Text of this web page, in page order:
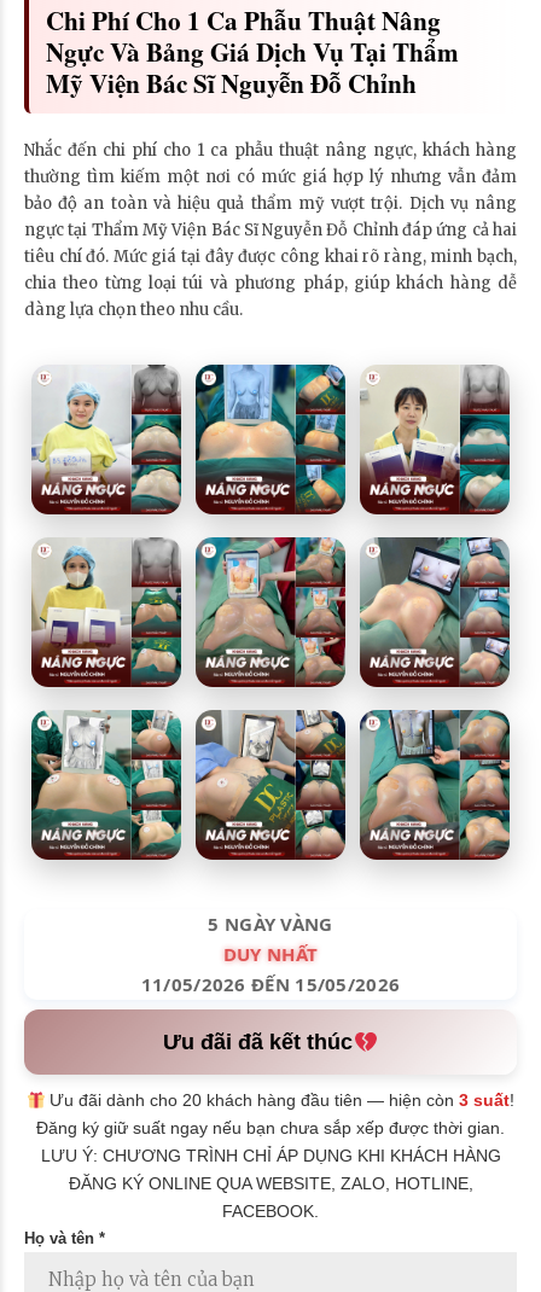
Chi Phí Cho 1 Ca Phẫu Thuật Nâng
Ngực Và Bảng Giá Dịch Vụ Tại Thẩm
Mỹ Viện Bác Sĩ Nguyễn Đỗ Chỉnh
Nhắc đến chi phí cho 1 ca phẫu thuật nâng ngực, khách hàng
thường tìm kiếm một nơi có mức giá hợp lý nhưng vẫn đảm
bảo độ an toàn và hiệu quả thẩm mỹ vượt trội. Dịch vụ nâng
ngực tại Thẩm Mỹ Viện Bác Sĩ Nguyễn Đỗ Chỉnh đáp ứng cả hai
tiêu chí đó. Mức giá tại đây được công khai rõ ràng, minh bạch,
chia theo từng loại túi và phương pháp, giúp khách hàng dễ
dàng lựa chọn theo nhu cầu.
5 NGÀY VÀNG
DUY NHẤT
11/05/2026 ĐẾN 15/05/2026
Ưu đãi đã kết thúc
Ưu đãi dành cho 20 khách hàng đầu tiên — hiện còn3 suất!
Đăng ký giữ suất ngay nếu bạn chưa sắp xếp được thời gian.
LƯU Ý: CHƯƠNG TRÌNH CHỈ ÁP DỤNG KHI KHÁCH HÀNG
ĐĂNG KÝ ONLINE QUA WEBSITE, ZALO, HOTLINE,
FACEBOOK.
Họ và tên *